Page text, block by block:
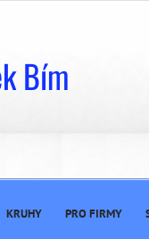
Bím
KRUHY PRO FIRMY